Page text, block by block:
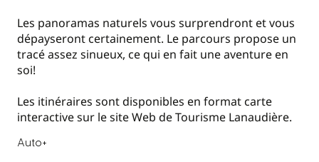
Les panoramas naturels vous surprendront et vous
dépayseront certainement. Le parcours propose un
tracé assez sinueux, ce qui en fait une aventure en
soi!
Les itinéraires sont disponibles en format carte
interactive sur le site Web de Tourisme Lanaudière.
Auto+